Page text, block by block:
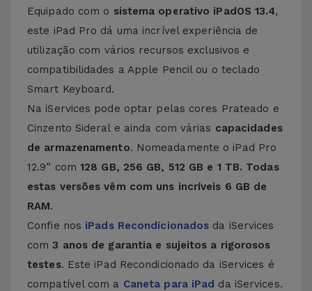
Equipado com o sistema operativo iPadOS 13.4,
este iPad Pro dá uma incrível experiência de
utilização com vários recursos exclusivos e
compatibilidades a Apple Pencil ou o teclado
Smart Keyboard.
Na iServices pode optar pelas cores Prateado e
Cinzento Sideral e ainda com várias capacidades
de armazenamento. Nomeadamente o iPad Pro
12.9” com 128 GB, 256 GB, 512 GB e 1 TB. Todas
estas versões vêm com uns incríveis 6 GB de
RAM.
Confie nos iPads Recondicionados da iServices
com3 anos de garantia e sujeitos a rigorosos
testes. Este iPad Recondicionado da iServices é
compatível com a Caneta para iPad da iServices.